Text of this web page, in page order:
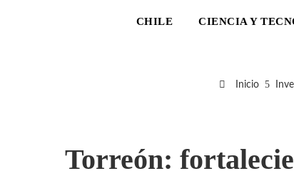
CHILE CIENCIA Y
Inicio
Torreón: